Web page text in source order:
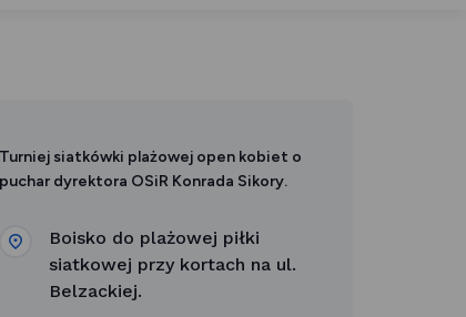
Turniej siatkówki plażowej open kobiet o
puchar dyrektora OSiR Konrada Sikory.
Boisko do plażowej piłki
siatkowej przy kortach na ul.
Belzackiej.